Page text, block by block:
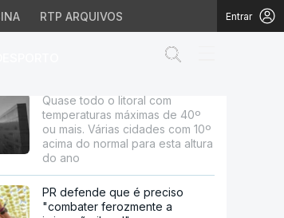
RTP ARQUIVOS Entrar
40º ou
Quase todo o litoral com
temperaturas máximas de 40º
ou mais. Várias cidades com 10º
acima do normal para esta altura
do ano
PR defende que é preciso
"combater ferozmente a